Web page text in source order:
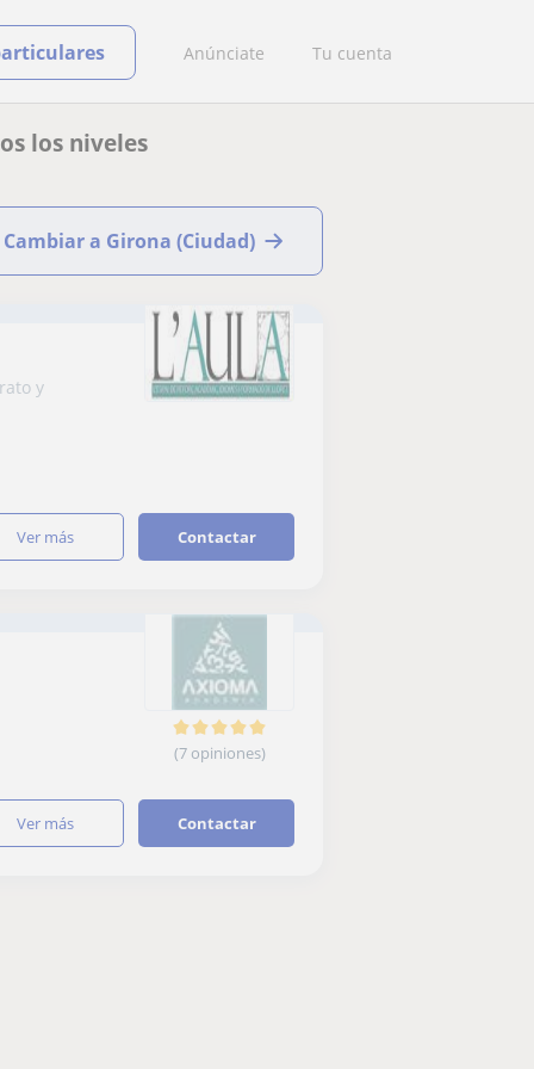
Anúnciate Tu cuenta
los niveles
Cambiar a Girona (Ciudad)
y
ver más Contactar
(7 opiniones)
ver más Contactar